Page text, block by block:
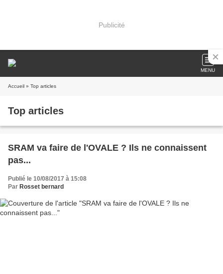
Publicité
MENU
Accueil » Top articles
Top articles
SRAM va faire de l'OVALE ? Ils ne connaissent
pas...
Publié le 10/08/2017 à 15:08
Par Rosset bernard